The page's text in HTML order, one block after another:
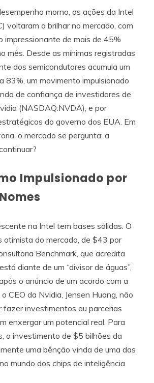
morno, as ações da Intel
voltaram a brilhar no mercado, com
impressionante de mais de 45%
mês. Desde as mínimas registradas
dos semicondutores acumula um
83%, um movimento impulsionado
de confiança de investidores de
(NASDAQ:NVDA), e por
do governo dos EUA. Em
o mercado se pergunta: a
Impulsionado por
na Intel tem bases sólidas. O
otimista do mercado, de $43 por
Benchmark, que acredita
diante de um “divisor de águas”,
o anúncio de um acordo com a
CEO da Nvidia, Jensen Huang, não
fazer investimentos ou parcerias
enxergar um potencial real. Para
o investimento de $5 bilhões da
uma bênção vinda de uma das
mundo dos chips de inteligência